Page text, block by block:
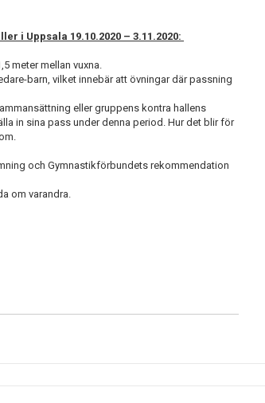
i Uppsala 19.10.2020 – 3.11.2020:
meter mellan vuxna.
barn, vilket innebär att övningar där passning
eller gruppens kontra hallens
in sina pass under denna period. Hur det blir för
och Gymnastikförbundets rekommendation
om varandra.